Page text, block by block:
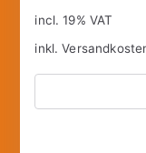
incl. 19% VAT
inkl.